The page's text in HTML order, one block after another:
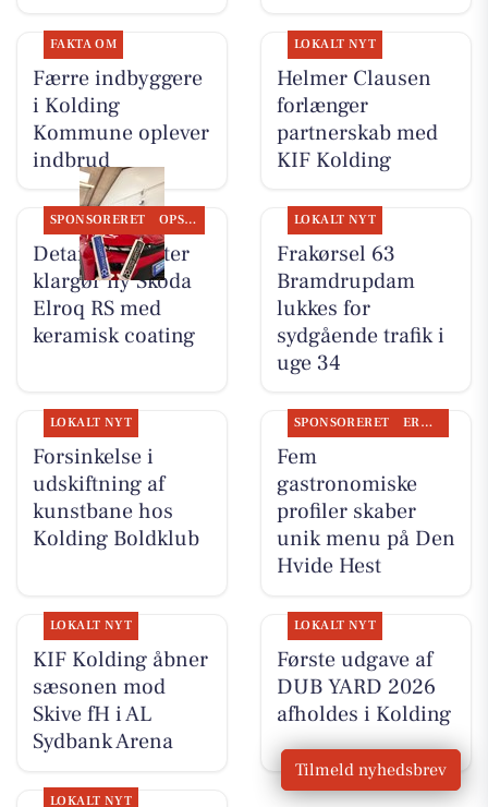
FAKTA OM
Færre indbyggere
i Kolding
Kommune oplever
indbrud
LOKALT NYT
Helmer Clausen
forlænger
partnerskab med
KIF Kolding
SPONSORERET OPSLAGSTAVLEN
Detailing Center
klargør ny Skoda
Elroq RS med
keramisk coating
LOKALT NYT
Frakørsel 63
Bramdrupdam
lukkes for
sydgående trafik i
uge 34
LOKALT NYT
Forsinkelse i
udskiftning af
kunstbane hos
Kolding Boldklub
SPONSORERET ERHVERV
Fem
gastronomiske
profiler skaber
unik menu på Den
Hvide Hest
LOKALT NYT
KIF Kolding åbner
sæsonen mod
Skive fH i AL
Sydbank Arena
LOKALT NYT
Første udgave af
DUB YARD 2026
afholdes i Kolding
LOKALT NYT
Tilmeld nyhedsbrev